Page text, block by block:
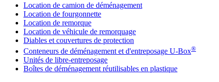
Location de camion de déménagement
Location de fourgonnette
Location de remorque
Location de véhicule de remorquage
Diables et couvertures de protection
Conteneurs de déménagement et d'entreposage U-Box®
Unités de libre-entreposage
Boîtes de déménagement réutilisables en plastique